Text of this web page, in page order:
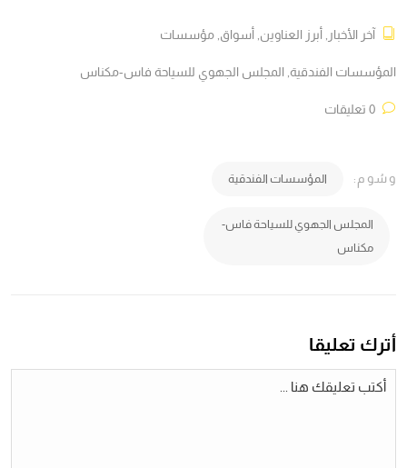
آخر الأخبار أبرز العناوين أسواق مؤسسات
المؤسسات الفندقية المجلس الجهوي للسياحة فاس-مكناس
وسُوم: المؤسسات الفندقية
المجلس الجهوي للسياحة فاس-
مكناس
أترك تعليقا